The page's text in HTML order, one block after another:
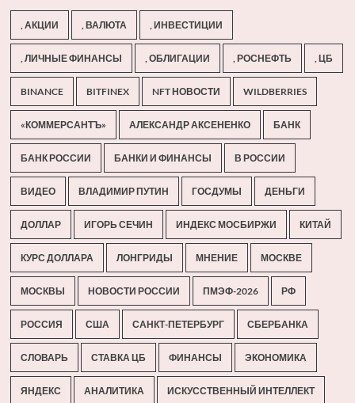
, АКЦИИ , ВАЛЮТА , ИНВЕСТИЦИИ
, ЛИЧНЫЕ ФИНАНСЫ , ОБЛИГАЦИИ , РОСНЕФТЬ , ЦБ
BINANCE BITFINEX NFT НОВОСТИ WILDBERRIES
«КОММЕРСАНТЪ» АЛЕКСАНДР АКСЕНЕНКО БАНК
БАНК РОССИИ БАНКИ И ФИНАНСЫ В РОССИИ
ВИДЕО ВЛАДИМИР ПУТИН ГОСДУМЫ ДЕНЬГИ
ДОЛЛАР ИГОРЬ СЕЧИН ИНДЕКС МОСБИРЖИ КИТАЙ
КУРС ДОЛЛАРА ЛОНГРИДЫ МНЕНИЕ МОСКВЕ
МОСКВЫ НОВОСТИ РОССИИ ПМЭФ-2026 РФ
РОССИЯ США САНКТ-ПЕТЕРБУРГ СБЕРБАНКА
СЛОВАРЬ СТАВКА ЦБ ФИНАНСЫ ЭКОНОМИКА
ЯНДЕКС АНАЛИТИКА ИСКУССТВЕННЫЙ ИНТЕЛЛЕКТ